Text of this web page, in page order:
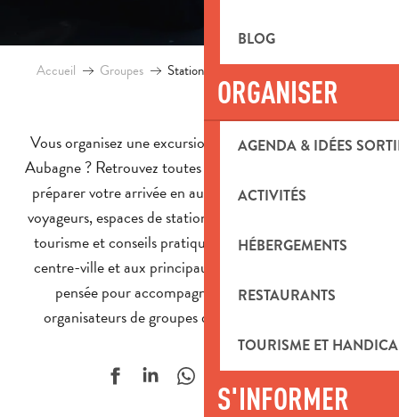
BLOG
ORGANISER
AGENDA & IDÉES
ACTIVITÉS
HÉBERGEMENTS
RESTAURANTS
TOURISME ET
S'INFORMER
Accueil Groupes Stationnement et lieux de dépose autocars
Vous organisez une excursion ou un séjour en groupe à
Aubagne ? Retrouvez toutes les informations utiles pour
préparer votre arrivée en autocar : lieux de dépose des
voyageurs, espaces de stationnement dédiés aux cars de
tourisme et conseils pratiques pour faciliter l’accès au
centre-ville et aux principaux sites de visite. Une page
pensée pour accompagner les chauffeurs et les
organisateurs de groupes dans leurs déplacements.
Ajouter aux